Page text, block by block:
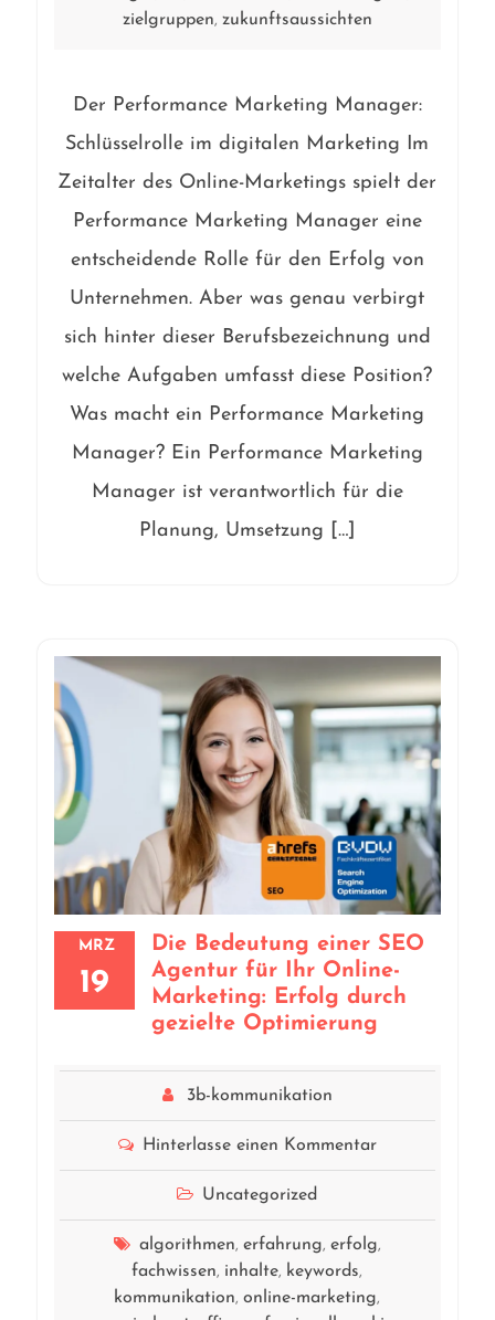
zielgruppen, zukunftsaussichten
Der Performance Marketing Manager:
Schlüsselrolle im digitalen Marketing Im
Zeitalter des Online-Marketings spielt der
Performance Marketing Manager eine
entscheidende Rolle für den Erfolg von
Unternehmen. Aber was genau verbirgt
sich hinter dieser Berufsbezeichnung und
welche Aufgaben umfasst diese Position?
Was macht ein Performance Marketing
Manager? Ein Performance Marketing
Manager ist verantwortlich für die
Planung, Umsetzung […]
MRZ
19
Die Bedeutung einer SEO
Agentur für Ihr Online-
Marketing: Erfolg durch
gezielte Optimierung
3b-kommunikation
Hinterlasse einen Kommentar
Uncategorized
algorithmen, erfahrung, erfolg,
fachwissen, inhalte, keywords,
kommunikation,online-marketing,